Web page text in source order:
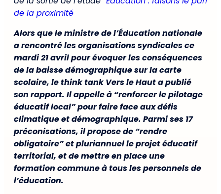
de la proximité
Alors que le ministre de l’Éducation nationale
a rencontré les organisations syndicales ce
mardi 21 avril pour évoquer les conséquences
de la baisse démographique sur la carte
scolaire, le think tank Vers le Haut a publié
son rapport. Il appelle à “renforcer le pilotage
éducatif local” pour faire face aux défis
climatique et démographique. Parmi ses 17
préconisations, il propose de “rendre
obligatoire” et pluriannuel le projet éducatif
territorial, et de mettre en place une
formation commune à tous les personnels de
l’éducation.